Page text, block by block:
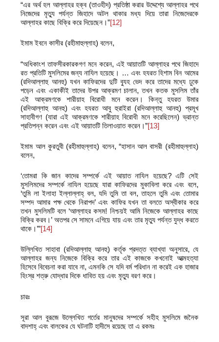
“এর অর্থ হল আল্লাহর হক্ব (তাওহীদ) প্রতিষ্ঠা করার উদ্দেশ্যে আল্লাহর পথে
নিজেদের মৃত্যু পর্যন্ত জিহাদে অটল থাকার মধ্য দিয়ে তারা নিজেদেরকে
আল্লাহর কাছে বিক্রি করে দিয়েছেন।”[12]
ইমাম ইবনে কাসীর (রহীমাহুল্লাহ) বলেন,
“অধিকাংশ তাফসীরকারকগণ মনে করেন, এই আয়াতটি আল্লাহর পথে জিহাদে
রত প্রতিটি মুসলিমের জন্য নাযিল হয়েছে। … এবং হযরত হিশাম বিন আমের
(রদিআল্লাহু আনহু) যখন কাফিরদের দুটি ব্যুহ ভেদ করে তাদের মধ্যে ঢুকে
পড়েন এবং একাকীই তাদের উপর আক্রমণ চালান, তখন কতক মুসলিম তাঁর
এই আক্রমণকে শারীয়াহ বিরোধী মনে করেন। কিন্তু হযরত উমার
(রদিআল্লাহু আনহু) এবং হযরত আবু হুরাইরা (রদিআল্লাহু আনহু) প্রমূখ
সাহাবীগণ (যারা এই আক্রমণকে শারীয়াহ বিরোধী মনে করেছিলেন) ভ্রান্ত
প্রতিপন্ন করেন এবং এই আয়াতটি তিলাওয়াত করেন।”[13]
ইমাম আল কুরতুবী (রহীমাহুল্লাহ) বলেন, “হাসান আল বাসরী (রহীমাহুল্লাহ)
বলেন,
‘তোমরা কি জান কাদের সম্পর্কে এই আয়াত নাযিল হয়েছে? এটি সেই
মুসলিমদের সম্পর্কে নাযিল হয়েছে যারা কাফিরদের মুকাবিলা করে এবং বলে,
‘তুমি লা ইলাহা ইল্লাল্লাহ্‌ বল, যদি তুমি তা বল, তাহলে তুমি এবং তোমার
সম্পদ আমার পক্ষ থেকে নিরাপদ’ এবং কাফির যখন তা বলতে অস্বীকার করে
তখন মুসলিমটি বলে ‘আল্লাহর কসম! নিশ্চয়ই আমি নিজেকে আল্লাহর কাছে
বিক্রি করব।’ অতপর সে সামনে এগিয়ে যায় এবং তার মৃত্যু পর্যন্ত যুদ্ধ করতে
থাকে।’”[14]
উল্লিখিত সাহাবা (রদিআল্লাহু আনহু) কর্তৃক প্রদত্ত ব্যাখ্যা অনুসারে, যে
আল্লাহর জন্য নিজেকে বিক্রি করে তার এই কাজকে কখনোই আত্মহত্যা
হিসেবে বিবেচনা করা যাবে না, এমনকি সে যদি বর্ম পরিধান না করেই এক হাজার
হিংস্র শত্রু যোদ্ধার দিকে ধাবিত হয় এবং মৃত্যু বরণ করে।
চারঃ
সূরা আল বুরূজে উল্লেখিত গর্তের মানুষদের সম্পর্কে সহীহ মুসলিমে জনৈক
বাদশাহ্‌ এবং বালকের যে ঘটনাটি হাদীসে রয়েছে তা এ রকমঃ